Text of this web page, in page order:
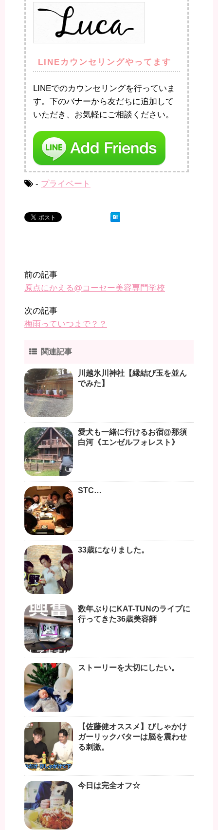
LINEカウンセリングやってます
LINEでのカウンセリングを行っていま
す。下のバナーから友だちに追加して
いただき、お気軽にご相談ください。
- プライベート
前の記事
原点にかえる@コーセー美容専門学校
次の記事
梅雨っていつまで？？
関連記事
川越氷川神社【縁結び玉を並ん
でみた】
愛犬も一緒に行けるお宿@那須
白河《エンゼルフォレスト》
STC…
33歳になりました。
数年ぶりにKAT-TUNのライブに
行ってきた36歳美容師
ストーリーを大切にしたい。
【佐藤健オススメ】びしゃかけ
ガーリックバターは脳を震わせ
る刺激。
今日は完全オフ☆